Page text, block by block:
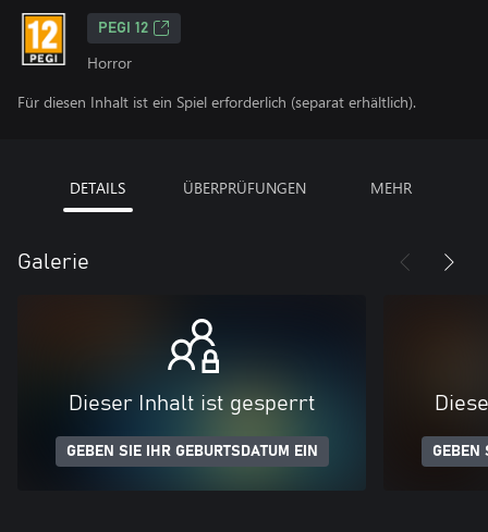
PEGI 12
Horror
Für diesen Inhalt ist ein Spiel erforderlich (separat erhältlich).
DETAILS ÜBERPRÜFUNGEN MEHR
Galerie
Dieser Inhalt ist gesperrt
GEBEN SIE IHR GEBURTSDATUM EIN GEBEN